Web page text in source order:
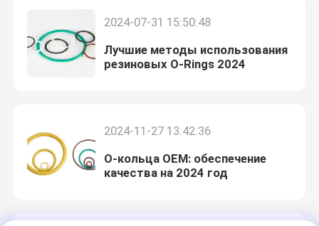
2024-07-31 15:50:48
Лучшие методы использования
резиновых O-Rings 2024
2024-11-27 13:42:36
О-кольца OEM: обеспечение
качества на 2024 год